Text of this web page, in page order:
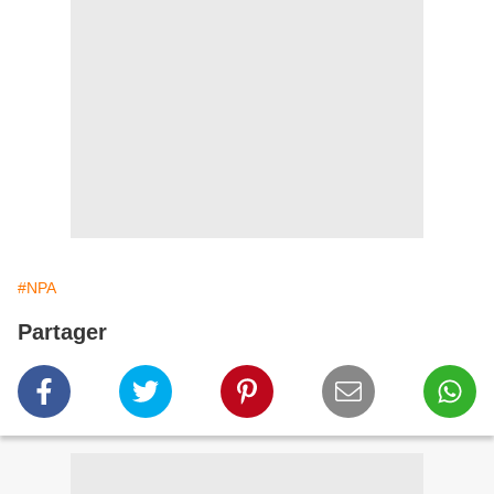
#NPA
Partager